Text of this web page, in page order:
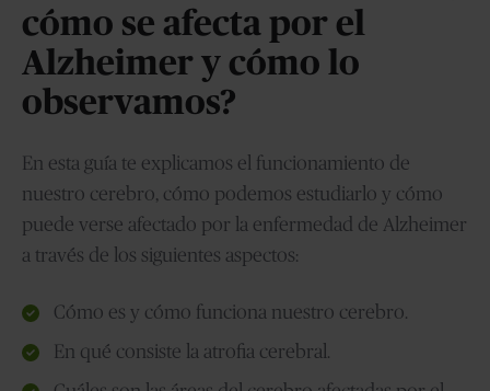
cómo se afecta por el
Alzheimer y cómo lo
observamos?
En esta guía te explicamos el funcionamiento de
nuestro cerebro, cómo podemos estudiarlo y cómo
puede verse afectado por la enfermedad de Alzheimer
a través de los siguientes aspectos:
Cómo es y cómo funciona nuestro cerebro.
En qué consiste la atrofia cerebral.